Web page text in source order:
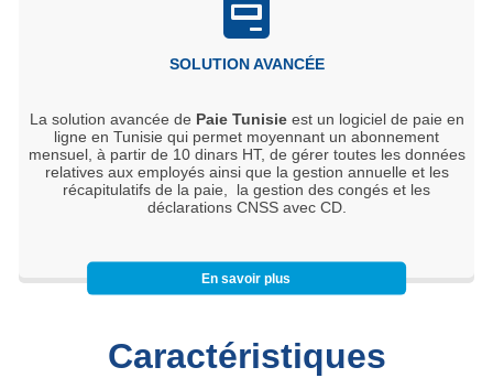
SOLUTION AVANCÉE
La solution avancée de Paie Tunisieest un logiciel de paie en
ligne en Tunisie qui permet moyennant un abonnement
mensuel, à partir de 10 dinars HT, de gérer toutes les données
relatives aux employés ainsi que la gestion annuelle et les
récapitulatifs de la paie, la gestion des congés et les
déclarations CNSS avec CD.
En savoir plus
Caractéristiques